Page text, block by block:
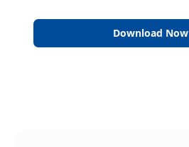
Download Now